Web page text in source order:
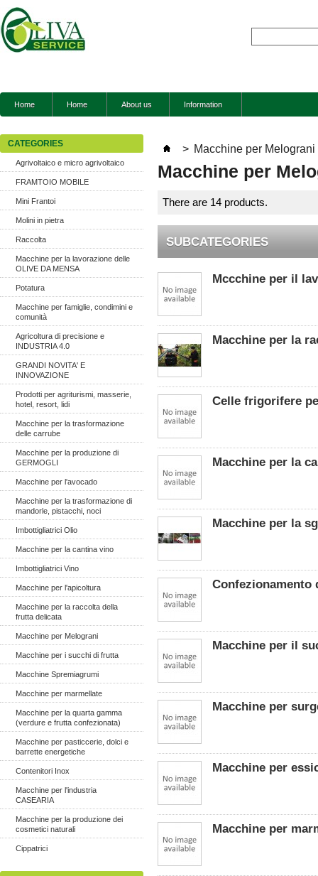
Home Home About us Information
CATEGORIES
Agrivoltaico e micro agrivoltaico
FRAMTOIO MOBILE
Mini Frantoi
Molini in pietra
Raccolta
Macchine per la lavorazione delle
OLIVE DA MENSA
Potatura
Macchine per famiglie, condimini e
comunità
Agricoltura di precisione e
INDUSTRIA 4.0
GRANDI NOVITA' E
INNOVAZIONE
Prodotti per agriturismi, masserie,
hotel, resort, lidi
Macchine per la trasformazione
delle carrube
Macchine per la produzione di
GERMOGLI
Macchine per l'avocado
Macchine per la trasformazione di
mandorle, pistacchi, noci
Imbottigliatrici Olio
Macchine per la cantina vino
Imbottigliatrici Vino
Macchine per l'apicoltura
Macchine per la raccolta della
frutta delicata
Macchine per Melograni
Macchine per i succhi di frutta
Macchine Spremiagrumi
Macchine per marmellate
Macchine per la quarta gamma
(verdure e frutta confezionata)
Macchine per pasticcerie, dolci e
barrette energetiche
Contenitori Inox
Macchine per l'industria
CASEARIA
Macchine per la produzione dei
cosmetici naturali
Cippatrici
> Macchine per Melograni
Macchine per
There are 14 products.
SUBCATEGORIES
Mccchine per il
Macchine per la
Celle frigorifere
Macchine per la
Macchine per la
Macchine per il
Macchine per
Macchine per
Macchine per